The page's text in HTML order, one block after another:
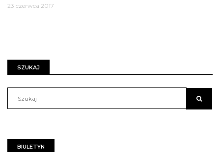
23 czerwca 2017
SZUKAJ
BIULETYN